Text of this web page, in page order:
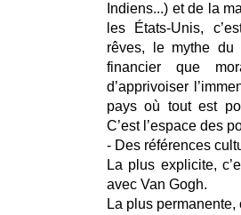
Indiens...) et de la
les États-Unis,
rêves, le mythe
financier que
d’apprivoiser
pays où tout est
C’est l’espace des
- Des références
La plus explicite,
avec Van Gogh.
La plus